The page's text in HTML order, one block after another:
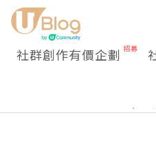
社群創作有價企劃